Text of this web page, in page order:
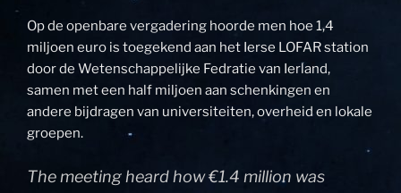
Op de openbare vergadering hoorde men hoe 1,4
miljoen euro is toegekend aan het Ierse LOFAR station
door de Wetenschappelijke Fedratie van Ierland,
samen met een half miljoen aan schenkingen en
andere bijdragen van universiteiten, overheid en lokale
groepen.
The meeting heard how €1.4 million was